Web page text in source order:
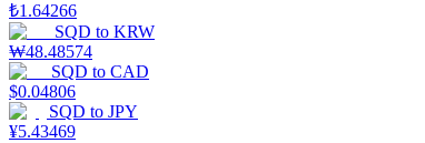
₺1.64266
SQD to KRW
₩48.48574
SQD to CAD
$0.04806
SQD to JPY
¥5.43469